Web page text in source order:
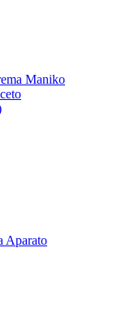
Maniko
Aparato